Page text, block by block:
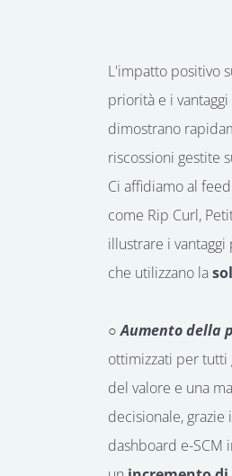
L'impatto positivo
priorità e i
dimostrano
riscossioni gestite
Ci affidiamo al
come Rip Curl,
illustrare i
che utilizzano la
○ Aumento della
ottimizzati per tutti
del valore e una
decisionale,
dashboard e-SCM